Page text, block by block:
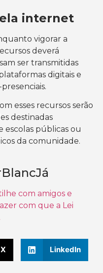
internet
vigorar a
deverá
ser transmitidas
digitais e
esses recursos serão
destinadas
escolas públicas ou
da comunidade.
com amigos e
com que a Lei
X LinkedIn